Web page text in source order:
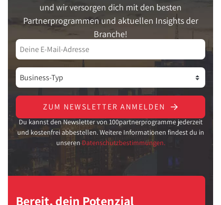
und wir versorgen dich mit den besten
Partnerprogrammen und aktuellen Insights der
Branche!
ZUM NEWSLETTER ANMELDEN
Du kannst den Newsletter von 100partnerprogramme jederzeit
und kostenfrei abbestellen. Weitere Informationen findest du in
unseren Datenschutzbestimmungen.
Bereit, dein Potenzial